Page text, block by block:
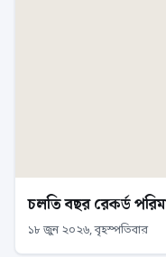
চলতি বছর রেকর্ড
১৮ জুন ২০২৬, বৃহস্পতিবার